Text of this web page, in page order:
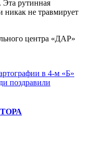
Эта рутинная
никак не травмирует
центра «ДАР»
в 4-м «Б»
поздравили